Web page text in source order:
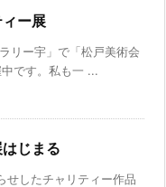
ー展
リー宇」で「松戸美術会
です。私も一 ...
じまる
したチャリティー作品